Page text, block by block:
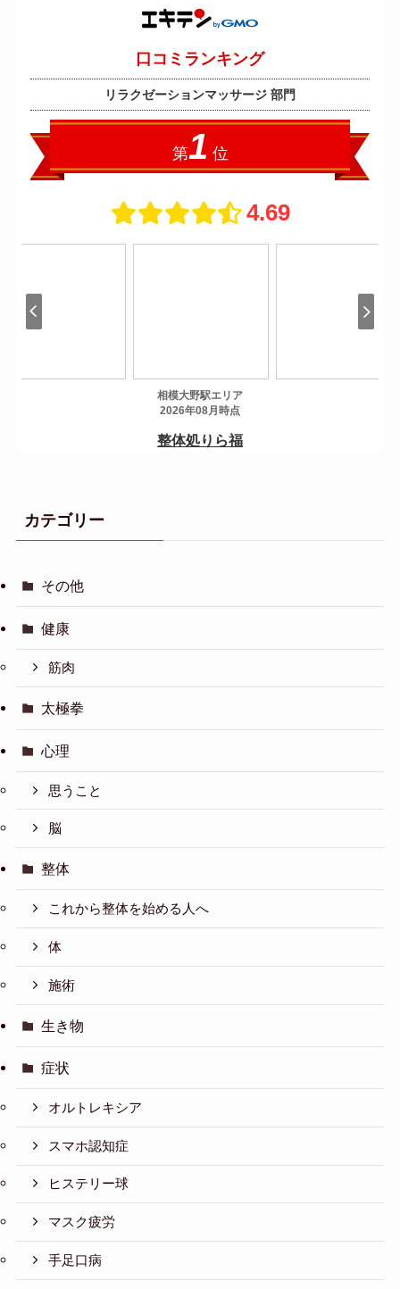
カテゴリー
その他
健康
筋肉
太極拳
心理
思うこと
脳
整体
これから整体を始める人へ
体
施術
生き物
症状
オルトレキシア
スマホ認知症
ヒステリー球
マスク疲労
手足口病